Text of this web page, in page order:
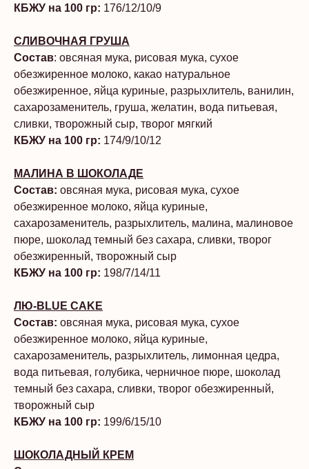
КБЖУ на 100 гр: 176/12/10/9
СЛИВОЧНАЯ ГРУША
Состав: овсяная мука, рисовая мука, сухое
обезжиренное молоко, какао натуральное
обезжиренное, яйца куриные, разрыхлитель, ванилин,
сахарозаменитель, груша, желатин, вода питьевая,
сливки, творожный сыр, творог мягкий
КБЖУ на 100 гр: 174/9/10/12
МАЛИНА В ШОКОЛАДЕ
Состав: овсяная мука, рисовая мука, сухое
обезжиренное молоко, яйца куриные,
сахарозаменитель, разрыхлитель, малина, малиновое
пюре, шоколад темный без сахара, сливки, творог
обезжиренный, творожный сыр
КБЖУ на 100 гр: 198/7/14/11
ЛЮ-BLUE CAKE
Состав: овсяная мука, рисовая мука, сухое
обезжиренное молоко, яйца куриные,
сахарозаменитель, разрыхлитель, лимонная цедра,
вода питьевая, голубика, черничное пюре, шоколад
темный без сахара, сливки, творог обезжиренный,
творожный сыр
КБЖУ на 100 гр: 199/6/15/10
ШОКОЛАДНЫЙ КРЕМ